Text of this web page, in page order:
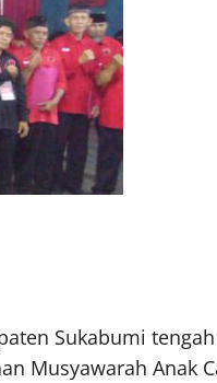
Sukabumi
Musyawarah Anak